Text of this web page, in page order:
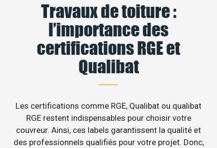
Travaux de toiture :
l’importance des
certifications RGE et
Qualibat
Les certifications comme RGE, Qualibat ou qualibat
RGE restent indispensables pour choisir votre
couvreur. Ainsi, ces labels garantissent la qualité et
des professionnels qualifiés pour votre projet. Donc,